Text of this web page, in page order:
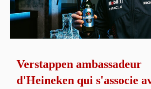
Verstappen ambassadeur
d'Heineken qui s'associe